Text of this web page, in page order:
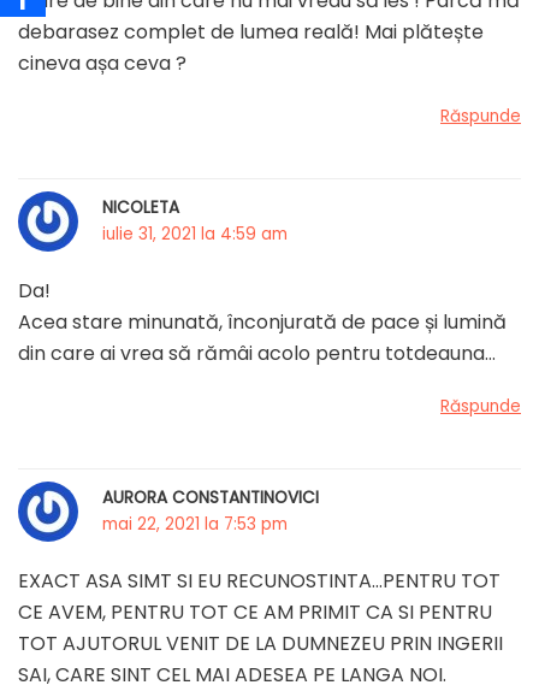
debarasez complet de lumea reală! Mai plătește
cineva așa ceva ?
Răspunde
NICOLETA
iulie 31, 2021 la 4:59 am
Da!
Acea stare minunată, înconjurată de pace și lumină
din care ai vrea să rămâi acolo pentru totdeauna…
Răspunde
AURORA CONSTANTINOVICI
mai 22, 2021 la 7:53 pm
EXACT ASA SIMT SI EU RECUNOSTINTA…PENTRU TOT
CE AVEM, PENTRU TOT CE AM PRIMIT CA SI PENTRU
TOT AJUTORUL VENIT DE LA DUMNEZEU PRIN INGERII
SAI, CARE SINT CEL MAI ADESEA PE LANGA NOI.